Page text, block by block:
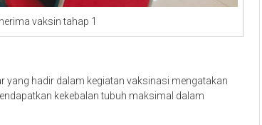
vaksin tahap 1
yang hadir dalam kegiatan vaksinasi mengatakan
kekebalan tubuh maksimal dalam